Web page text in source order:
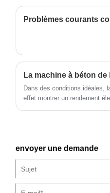
coûts de main-d'œuvre et à
caractéristiques, avantages
claire entre la collecte
La machine à béton
Dans des conditions idéales,
effet montrer un rendement
envoyer une demande